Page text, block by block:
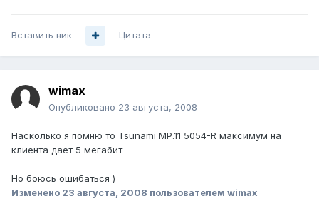
Вставить ник Цитата
wimax
Опубликовано 23 августа, 2008
Насколько я помню то Tsunami MP.11 5054-R максимум на
клиента дает 5 мегабит
Но боюсь ошибаться )
Изменено 23 августа, 2008 пользователем wimax